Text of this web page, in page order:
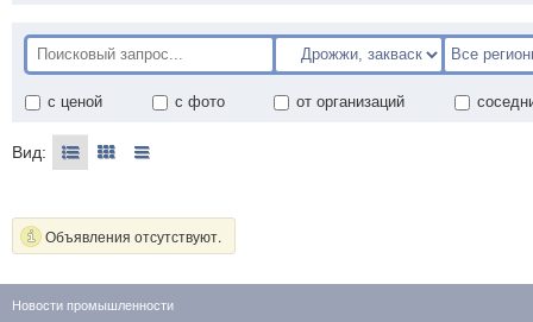
с ценой с фото от организаций
Вид:
Объявления отсутствуют.
Новости промышленности